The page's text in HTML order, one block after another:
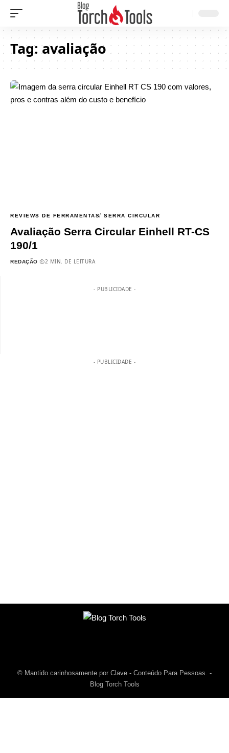
Tag:avaliação
REVIEWS DE FERRAMENTAS SERRA CIRCULAR
Avaliação Serra Circular Einhell RT-CS
190/1
REDAÇÃO 2 MIN. DE LEITURA
- PUBLICIDADE -
- PUBLICIDADE -
© Mantido carinhosamente por Clave - Conteúdo Para Pessoas. -
Blog Torch Tools